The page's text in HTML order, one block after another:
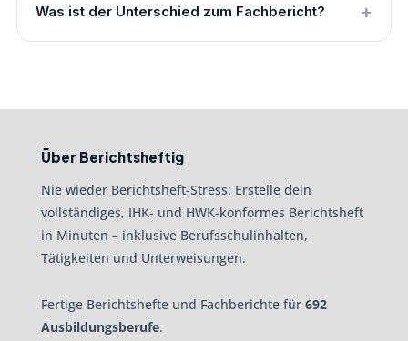
Was ist der Unterschied zum Fachbericht?
Über Berichtsheftig
Nie wieder Berichtsheft-Stress: Erstelle dein
vollständiges, IHK- und HWK-konformes Berichtsheft
in Minuten – inklusive Berufsschulinhalten,
Tätigkeiten und Unterweisungen.
Fertige Berichtshefte und Fachberichte für 692
Ausbildungsberufe.